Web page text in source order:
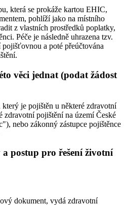
která se prokáže kartou EHIC,
pohlíží jako na místního
z vlastních prostředků poplatky,
Péče je následně uhrazena tzv.
a poté přeúčtována
věci jednat (podat žádost
je pojištěn u některé zdravotní
pojištění na území České
nebo zákonný zástupce pojištěnce
postup pro řešení životní
dokument, vydá zdravotní